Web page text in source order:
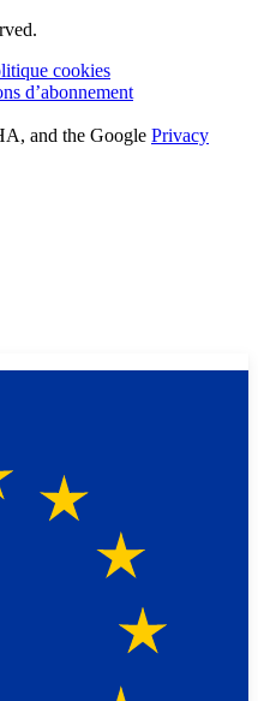
cookies
d’abonnement
and the Google Privacy